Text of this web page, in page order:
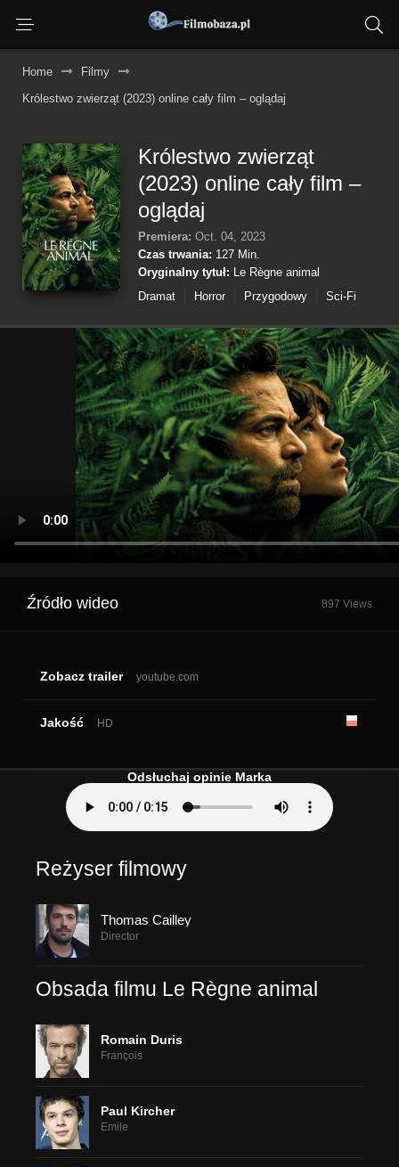
Home
Filmy
Królestwo zwierząt (2023) online cały film – oglądaj
Królestwo zwierząt
(2023) online cały film –
oglądaj
Premiera: Oct. 04, 2023
Czas trwania: 127 Min.
Oryginalny tytuł: Le Règne animal
Dramat
Horror Przygodowy Sci-Fi
Źródło wideo 897 Views
Zobacz trailer youtube.com
Jakość HD
Odsłuchaj opinie Marka
Reżyser filmowy
Thomas Cailley
Director
Obsada filmu Le Règne animal
Romain Duris
François
Paul Kircher
Émile